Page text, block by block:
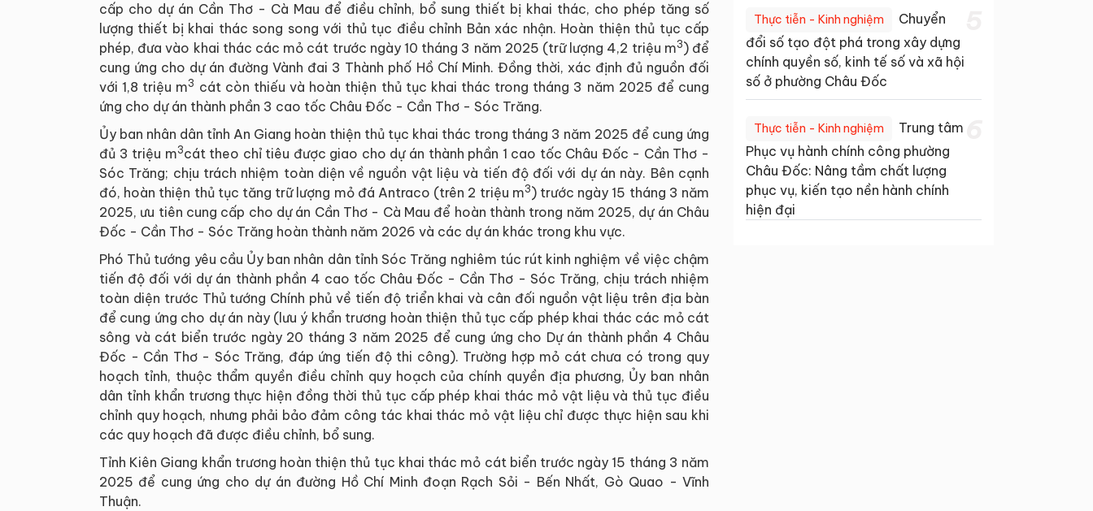
cấp cho dự án Cần Thơ - Cà Mau để điều chỉnh, bổ sung thiết bị khai thác, cho phép tăng số
lượng thiết bị khai thác song song với thủ tục điều chỉnh Bản xác nhận. Hoàn thiện thủ tục cấp
phép, đưa vào khai thác các mỏ cát trước ngày 10 tháng 3 năm 2025 (trữ lượng 4,2 triệu m3) để
cung ứng cho dự án đường Vành đai 3 Thành phố Hồ Chí Minh. Đồng thời, xác định đủ nguồn đối
với 1,8 triệu m3 cát còn thiếu và hoàn thiện thủ tục khai thác trong tháng 3 năm 2025 để cung
ứng cho dự án thành phần 3 cao tốc Châu Đốc - Cần Thơ - Sóc Trăng.
Ủy ban nhân dân tỉnh An Giang hoàn thiện thủ tục khai thác trong tháng 3 năm 2025 để cung ứng
đủ 3 triệu m3cát theo chỉ tiêu được giao cho dự án thành phần 1 cao tốc Châu Đốc - Cần Thơ -
Sóc Trăng; chịu trách nhiệm toàn diện về nguồn vật liệu và tiến độ đối với dự án này. Bên cạnh
đó, hoàn thiện thủ tục tăng trữ lượng mỏ đá Antraco (trên 2 triệu m3) trước ngày 15 tháng 3 năm
2025, ưu tiên cung cấp cho dự án Cần Thơ - Cà Mau để hoàn thành trong năm 2025, dự án Châu
Đốc - Cần Thơ - Sóc Trăng hoàn thành năm 2026 và các dự án khác trong khu vực.
Phó Thủ tướng yêu cầu Ủy ban nhân dân tỉnh Sóc Trăng nghiêm túc rút kinh nghiệm về việc chậm
tiến độ đối với dự án thành phần 4 cao tốc Châu Đốc - Cần Thơ - Sóc Trăng, chịu trách nhiệm
toàn diện trước Thủ tướng Chính phủ về tiến độ triển khai và cân đối nguồn vật liệu trên địa bàn
để cung ứng cho dự án này (lưu ý khẩn trương hoàn thiện thủ tục cấp phép khai thác các mỏ cát
sông và cát biển trước ngày 20 tháng 3 năm 2025 để cung ứng cho Dự án thành phần 4 Châu
Đốc - Cần Thơ - Sóc Trăng, đáp ứng tiến độ thi công). Trường hợp mỏ cát chưa có trong quy
hoạch tỉnh, thuộc thẩm quyền điều chỉnh quy hoạch của chính quyền địa phương, Ủy ban nhân
dân tỉnh khẩn trương thực hiện đồng thời thủ tục cấp phép khai thác mỏ vật liệu và thủ tục điều
chỉnh quy hoạch, nhưng phải bảo đảm công tác khai thác mỏ vật liệu chỉ được thực hiện sau khi
các quy hoạch đã được điều chỉnh, bổ sung.
Tỉnh Kiên Giang khẩn trương hoàn thiện thủ tục khai thác mỏ cát biển trước ngày 15 tháng 3 năm
2025 để cung ứng cho dự án đường Hồ Chí Minh đoạn Rạch Sỏi - Bến Nhất, Gò Quao - Vĩnh
Thuận.
Thực tiễn - Kinh nghiệm
Chuyển
đổi số tạo đột phá trong xây dựng
chính quyền số, kinh tế số và xã hội
số ở phường Châu Đốc
Thực tiễn - Kinh nghiệm
Trung tâm
Phục vụ hành chính công phường
Châu Đốc: Nâng tầm chất lượng
phục vụ, kiến tạo nền hành chính
hiện đại